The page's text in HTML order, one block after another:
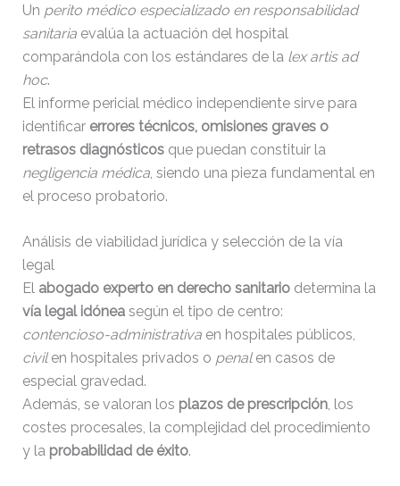
Un perito médico especializado en responsabilidad
sanitariaevalúa la actuación del hospital
comparándola con los estándares de la lex artis ad
hoc.
El informe pericial médico independiente sirve para
identificar errores técnicos, omisiones graves o
retrasos diagnósticosque puedan constituir la
negligencia médica, siendo una pieza fundamental en
el proceso probatorio.
Análisis de viabilidad jurídica y selección de la vía
legal
El abogado experto en derecho sanitariodetermina la
vía legal idóneasegún el tipo de centro:
contencioso-administrativaen hospitales públicos,
civilen hospitales privados o penalen casos de
especial gravedad.
Además, se valoran los plazos de prescripción, los
costes procesales, la complejidad del procedimiento
y la probabilidad de éxito.